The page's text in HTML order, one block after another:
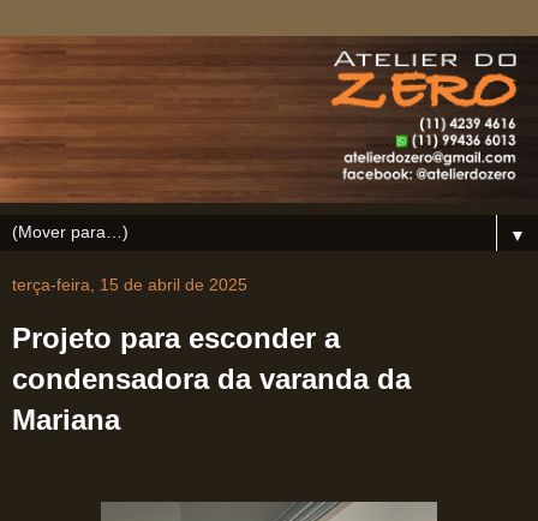
▼
terça-feira, 15 de abril de 2025
Projeto para esconder a
condensadora da varanda da
Mariana